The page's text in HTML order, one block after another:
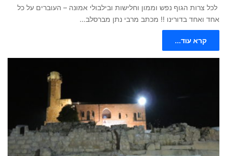
לכל צרות הגוף נפש וממון וחלישות ובילבולי אמונה – העוברים על כל
אחד ואחד בדורינו !! מכתב מרבי נתן מברסלב…
קרא עוד...